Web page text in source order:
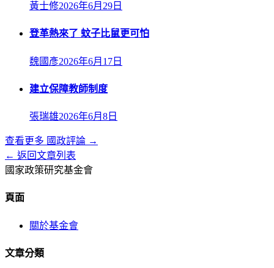
黃士修2026年6月29日
登革熱來了 蚊子比鼠更可怕
魏國彥2026年6月17日
建立保障教師制度
張瑞雄2026年6月8日
查看更多 國政評論 →
← 返回文章列表
國家政策研究基金會
頁面
關於基金會
文章分類